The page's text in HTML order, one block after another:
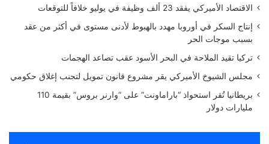
ص
ك
ع
ا
م
الاقتصاد الأميركي يفقد 23 ألف وظيفة في يوليو خلافاً للتوقعات
إنتاج السكر في أوروبا مهدد بالهبوط لأدنى مستوى في أكثر من عقد
بسبب موجات الحر
تركيا تقيد الملاحة في البحر الأسود عقب تصاعد الهجمات
مجلس الشيوخ الأميركي يقر مشروع قانون تمويل لتجنب إغلاق حكومي
بريطانيا تُقر استحواذ “باراماونت” على “وارنر بروس” بقيمة 110
مليارات دولار